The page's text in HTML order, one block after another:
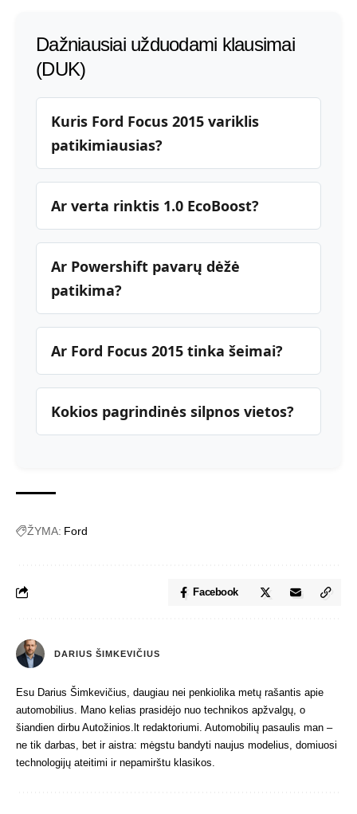
Dažniausiai užduodami klausimai
(DUK)
Kuris Ford Focus 2015 variklis
patikimiausias?
Ar verta rinktis 1.0 EcoBoost?
Ar Powershift pavarų dėžė
patikima?
Ar Ford Focus 2015 tinka šeimai?
Kokios pagrindinės silpnos vietos?
ŽYMA: Ford
Facebook
DARIUS ŠIMKEVIČIUS
Esu Darius Šimkevičius, daugiau nei penkiolika metų rašantis apie
automobilius. Mano kelias prasidėjo nuo technikos apžvalgų, o
šiandien dirbu Autožinios.lt redaktoriumi. Automobilių pasaulis man –
ne tik darbas, bet ir aistra: mėgstu bandyti naujus modelius, domiuosi
technologijų ateitimi ir nepamirštu klasikos.